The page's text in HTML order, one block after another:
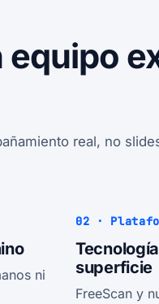
equipo
real, no
ni
02 ·
superficie
FreeScan y